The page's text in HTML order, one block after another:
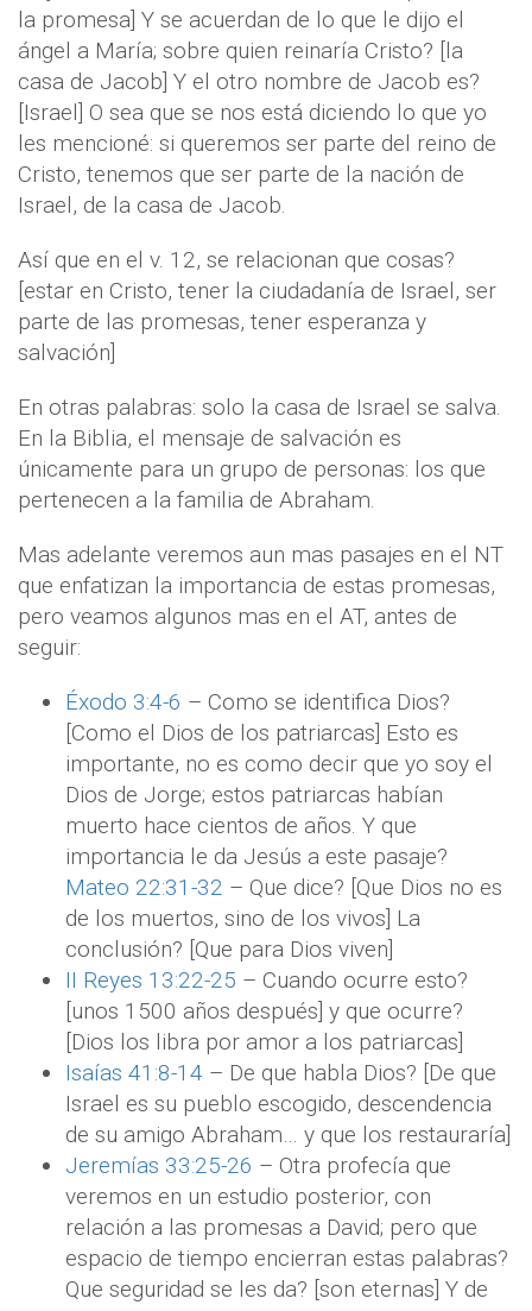
la promesa] Y se acuerdan de lo que le dijo el
ángel a María; sobre quien reinaría Cristo? [la
casa de Jacob] Y el otro nombre de Jacob es?
[Israel] O sea que se nos está diciendo lo que yo
les mencioné: si queremos ser parte del reino de
Cristo, tenemos que ser parte de la nación de
Israel, de la casa de Jacob.
Así que en el v. 12, se relacionan que cosas?
[estar en Cristo, tener la ciudadanía de Israel, ser
parte de las promesas, tener esperanza y
salvación]
En otras palabras: solo la casa de Israel se salva.
En la Biblia, el mensaje de salvación es
únicamente para un grupo de personas: los que
pertenecen a la familia de Abraham.
Mas adelante veremos aun mas pasajes en el NT
que enfatizan la importancia de estas promesas,
pero veamos algunos mas en el AT, antes de
seguir:
Éxodo 3:4-6 – Como se identifica Dios?
[Como el Dios de los patriarcas] Esto es
importante, no es como decir que yo soy el
Dios de Jorge; estos patriarcas habían
muerto hace cientos de años. Y que
importancia le da Jesús a este pasaje?
Mateo 22:31-32 – Que dice? [Que Dios no es
de los muertos, sino de los vivos] La
conclusión? [Que para Dios viven]
II Reyes 13:22-25 – Cuando ocurre esto?
[unos 1500 años después] y que ocurre?
[Dios los libra por amor a los patriarcas]
Isaías 41:8-14 – De que habla Dios? [De que
Israel es su pueblo escogido, descendencia
de su amigo Abraham… y que los restauraría]
Jeremías 33:25-26 – Otra profecía que
veremos en un estudio posterior, con
relación a las promesas a David; pero que
espacio de tiempo encierran estas palabras?
Que seguridad se les da? [son eternas] Y de